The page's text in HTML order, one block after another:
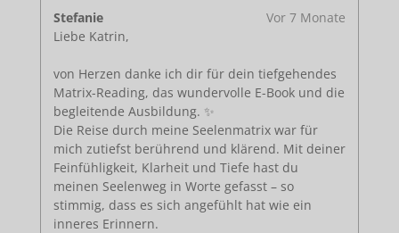
Stefanie
Vor 7 Monate
Liebe Katrin,
von Herzen danke ich dir für dein tiefgehendes
Matrix-Reading, das wundervolle E-Book und die
begleitende Ausbildung. ✨
Die Reise durch meine Seelenmatrix war für
mich zutiefst berührend und klärend. Mit deiner
Feinfühligkeit, Klarheit und Tiefe hast du
meinen Seelenweg in Worte gefasst – so
stimmig, dass es sich angefühlt hat wie ein
inneres Erinnern.